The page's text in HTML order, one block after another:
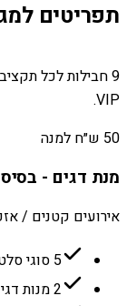
תפריטים
9 חבילות לכל
VIP.
50 ש״ח למנה
מנת דגים - בסיס
אירועים קטנים /
5 סוגי סלטים
2 מנות דגים